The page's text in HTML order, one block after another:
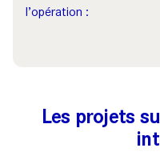
l’opération :
Les projets